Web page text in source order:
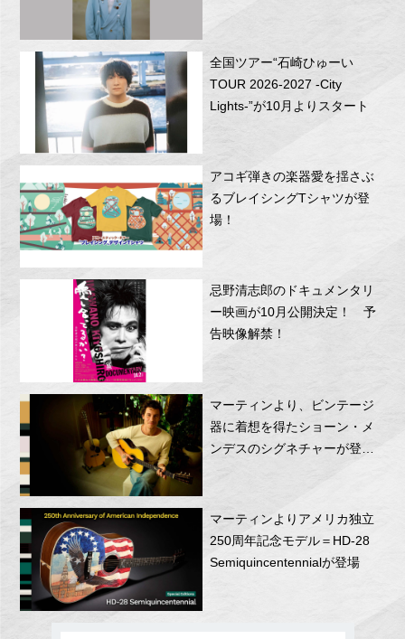
全国ツアー“石崎ひゅーい
TOUR 2026-2027 -City
Lights-”が10月よりスタート
アコギ弾きの楽器愛を揺さぶ
るブレイシングTシャツが登
場！
忌野清志郎のドキュメンタリ
ー映画が10月公開決定！ 予
告映像解禁！
マーティンより、ビンテージ
器に着想を得たショーン・メ
ンデスのシグネチャーが登
マーティンよりアメリカ独立
250周年記念モデル＝HD-28
Semiquincentennialが登場